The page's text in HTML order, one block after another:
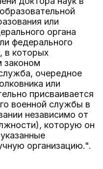
или
органа
федерального
в которых
законом
очередное
или
присваивается
военной службы в
независимо от
которую он
организацию.".